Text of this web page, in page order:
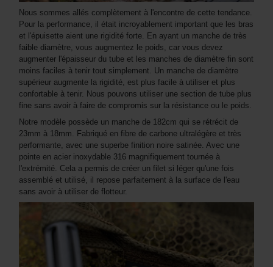
Nous sommes allés complètement à l'encontre de cette tendance.
Pour la performance, il était incroyablement important que les bras
et l'épuisette aient une rigidité forte. En ayant un manche de très
faible diamètre, vous augmentez le poids, car vous devez
augmenter l'épaisseur du tube et les manches de diamètre fin sont
moins faciles à tenir tout simplement. Un manche de diamètre
supérieur augmente la rigidité, est plus facile à utiliser et plus
confortable à tenir. Nous pouvons utiliser une section de tube plus
fine sans avoir à faire de compromis sur la résistance ou le poids.
Notre modèle possède un manche de 182cm qui se rétrécit de
23mm à 18mm. Fabriqué en fibre de carbone ultralégère et très
performante, avec une superbe finition noire satinée. Avec une
pointe en acier inoxydable 316 magnifiquement tournée à
l'extrémité. Cela a permis de créer un filet si léger qu'une fois
assemblé et utilisé, il repose parfaitement à la surface de l'eau
sans avoir à utiliser de flotteur.